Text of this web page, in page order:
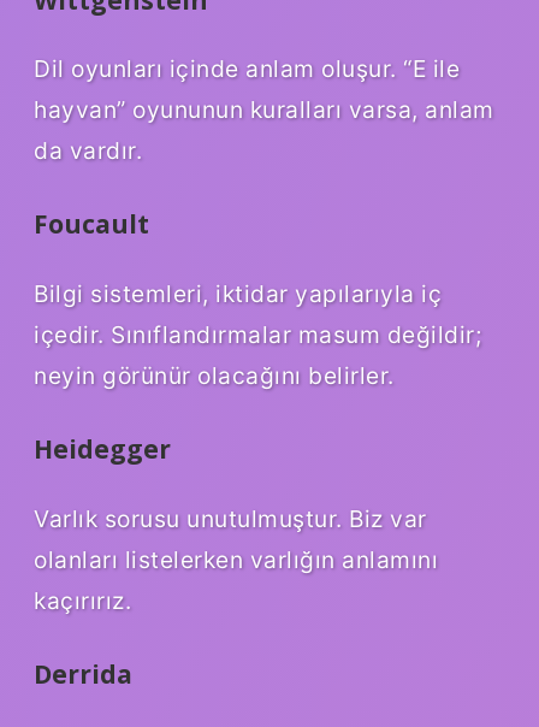
Dil oyunları içinde anlam oluşur. “E ile
hayvan” oyununun kuralları varsa, anlam
da vardır.
Foucault
Bilgi sistemleri, iktidar yapılarıyla iç
içedir. Sınıflandırmalar masum değildir;
neyin görünür olacağını belirler.
Heidegger
Varlık sorusu unutulmuştur. Biz var
olanları listelerken varlığın anlamını
kaçırırız.
Derrida